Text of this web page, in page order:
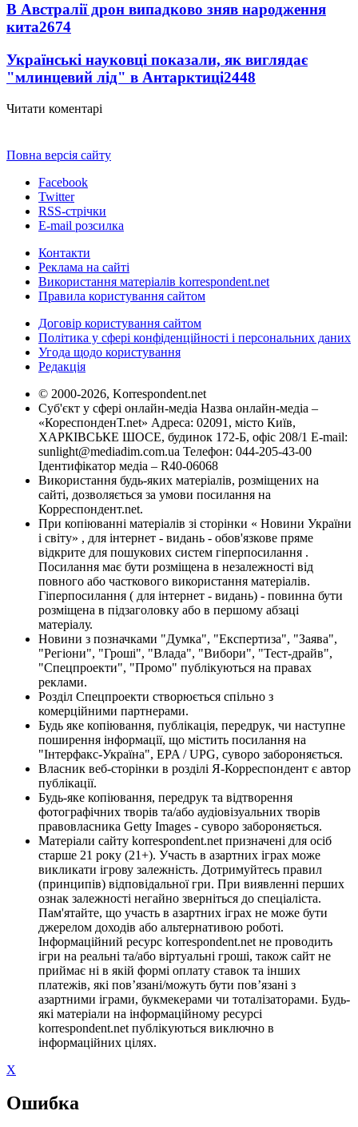
В Австралії дрон випадково зняв народження
кита2674
Українські науковці показали, як виглядає
"млинцевий лід" в Антарктиці2448
Читати коментарі
Повна версія сайту
Facebook
Twitter
RSS-стрічки
E-mail розсилка
Контакти
Реклама на сайті
Використання матеріалів korrespondent.net
Правила користування сайтом
Договір користування сайтом
Політика у сфері конфіденційності і персональних даних
Угода щодо користування
Редакція
© 2000-2026, Korrespondent.net
Суб'єкт у сфері онлайн-медіа Назва онлайн-медіа –
«КореспонденТ.net» Адреса: 02091, місто Київ,
ХАРКІВСЬКЕ ШОСЕ, будинок 172-Б, офіс 208/1 E-mail:
sunlight@mediadim.com.ua Телефон: 044-205-43-00
Ідентифікатор медіа – R40-06068
Використання будь-яких матеріалів, розміщених на
сайті, дозволяється за умови посилання на
Корреспондент.net.
При копіюванні матеріалів зі сторінки « Новини України
і світу» , для інтернет - видань - обов'язкове пряме
відкрите для пошукових систем гіперпосилання .
Посилання має бути розміщена в незалежності від
повного або часткового використання матеріалів.
Гіперпосилання ( для інтернет - видань) - повинна бути
розміщена в підзаголовку або в першому абзаці
матеріалу.
Новини з позначками "Думка", "Експертиза", "Заява",
"Регіони", "Гроші", "Влада", "Вибори", "Тест-драйв",
"Спецпроекти", "Промо" публікуються на правах
реклами.
Розділ Спецпроекти створюється спільно з
комерційними партнерами.
Будь яке копіювання, публікація, передрук, чи наступне
поширення інформації, що містить посилання на
"Інтерфакс-Україна", EPA / UPG, суворо забороняється.
Власник веб-сторінки в розділі Я-Корреспондент є автор
публікації.
Будь-яке копіювання, передрук та відтворення
фотографічних творів та/або аудіовізуальних творів
правовласника Getty Images - суворо забороняється.
Матеріали сайту korrespondent.net призначені для осіб
старше 21 року (21+). Участь в азартних іграх може
викликати ігрову залежність. Дотримуйтесь правил
(принципів) відповідальної гри. При виявленні перших
ознак залежності негайно зверніться до спеціаліста.
Пам'ятайте, що участь в азартних іграх не може бути
джерелом доходів або альтернативою роботі.
Інформаційний ресурс korrespondent.net не проводить
ігри на реальні та/або віртуальні гроші, також сайт не
приймає ні в якій формі оплату ставок та інших
платежів, які пов’язані/можуть бути пов’язані з
азартними іграми, букмекерами чи тоталізаторами. Будь-
які матеріали на інформаційному ресурсі
korrespondent.net публікуються виключно в
інформаційних цілях.
X
Ошибка